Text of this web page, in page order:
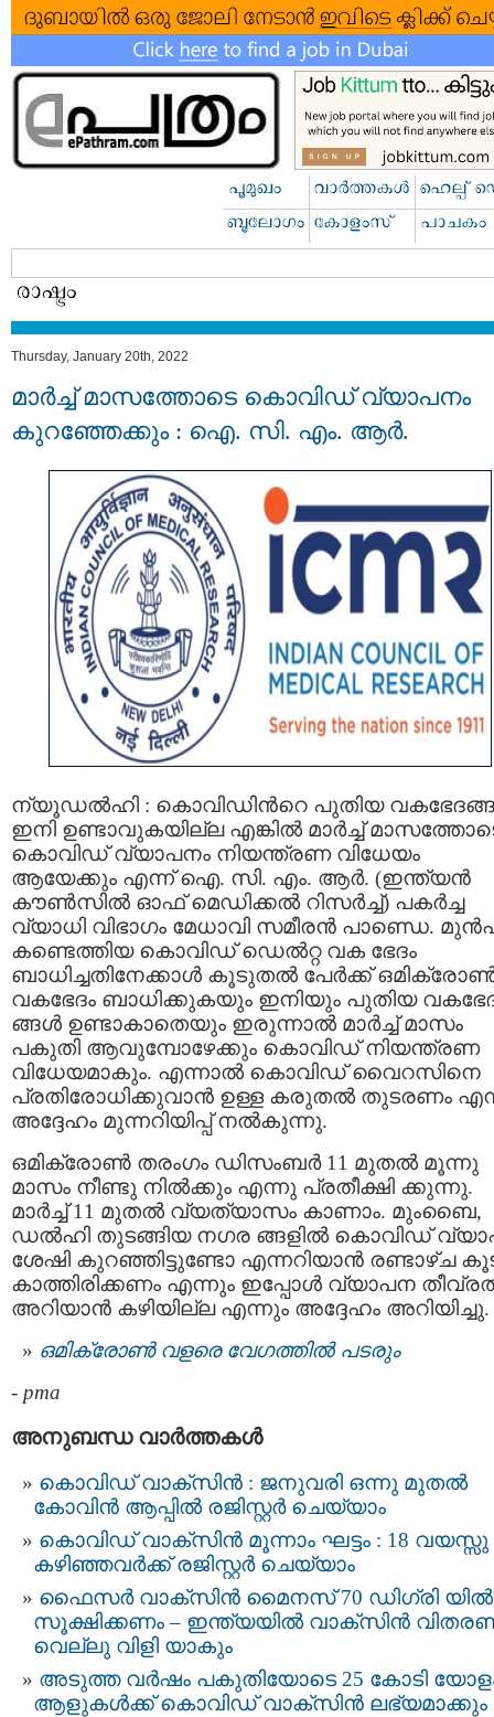
Thursday, January 20th, 2022
മാര്‍ച്ച് മാസത്തോടെ കൊവിഡ് വ്യാപനം
കുറഞ്ഞേക്കും : ഐ. സി. എം. ആര്‍.
ന്യൂഡൽഹി : കൊവിഡിന്‍റെ പുതിയ
ഇനി ഉണ്ടാവുകയില്ല എങ്കില്‍ മാർച്ച്
കൊവിഡ് വ്യാപനം നിയന്ത്രണ വിധേയം
ആയേക്കും എന്ന് ഐ. സി. എം. ആര്‍. (ഇന്ത്യൻ
കൗൺസില്‍ ഓഫ് മെഡിക്കല്‍ റിസര്‍ച്ച്‌) പകര്‍ച്ച
വ്യാധി വിഭാഗം മേധാവി സമീരന്‍ പാണ്ഡെ.
കണ്ടെത്തിയ കൊവിഡ് ഡെൽറ്റ വക ഭേദം
ബാധിച്ചതിനേക്കാള്‍ കൂടുതൽ പേർക്ക്
വകഭേദം ബാധിക്കുകയും ഇനിയും പുതിയ
ങ്ങൾ ഉണ്ടാകാതെയും ഇരുന്നാല്‍ മാര്‍ച്ച് മാസം
പകുതി ആവുമ്പോഴേക്കും കൊവിഡ് നിയന്ത്രണ
വിധേയമാകും. എന്നാല്‍ കൊവിഡ് വൈറസിനെ
പ്രതിരോധിക്കുവാന്‍ ഉള്ള കരുതല്‍ തുടരണം
അദ്ദേഹം മുന്നറിയിപ്പ് നല്‍കുന്നു.
ഒമിക്രോണ്‍ തരംഗം ഡിസംബർ 11 മുതൽ മൂന്നു
മാസം നീണ്ടു നിൽക്കും എന്നു പ്രതീക്ഷി ക്കുന്നു.
മാർച്ച് 11 മുതൽ വ്യത്യാസം കാണാം. മുംബൈ,
ഡൽഹി തുടങ്ങിയ നഗര ങ്ങളിൽ കൊവിഡ്
ശേഷി കുറഞ്ഞിട്ടുണ്ടോ എന്നറിയാൻ രണ്ടാഴ്ച
കാത്തിരിക്കണം എന്നും ഇപ്പോൾ വ്യാപന
അറിയാൻ കഴിയില്ല എന്നും അദ്ദേഹം അറിയിച്ചു.
ഒമിക്രോൺ വളരെ വേഗത്തിൽ പടരും
- pma
അനുബന്ധ വാര്‍ത്തകള്‍
കൊവിഡ് വാക്‌സിന്‍ : ജനുവരി ഒന്നു മുതല്‍
കോവിന്‍ ആപ്പില്‍ രജിസ്റ്റര്‍ ചെയ്യാം
കൊവിഡ് വാക്സിന്‍ മൂന്നാം ഘട്ടം : 18 വയസ്സു
കഴിഞ്ഞവര്‍ക്ക് രജിസ്റ്റർ ചെയ്യാം
ഫൈസർ വാക്സിൻ മൈനസ് 70 ഡിഗ്രി യില്‍
സൂക്ഷിക്കണം – ഇന്ത്യയില്‍ വാക്‌സിന്‍
വെല്ലു വിളി യാകും
അടുത്ത വര്‍ഷം പകുതിയോടെ 25 കോടി
ആളുകള്‍ക്ക് കൊവിഡ് വാക്‌സിന്‍ ലഭ്യമാക്കും